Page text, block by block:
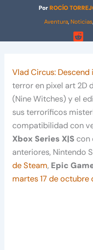
PorROCÍO
Aventura, Noticias,
Vlad Circus:
terror en pixel art 2D
(Nine Witches) y el
sus terroríficos
compatibilidad con
Xbox Series X|S con
anteriores, Nintendo
de Steam, Epic
martes 17 de octubre